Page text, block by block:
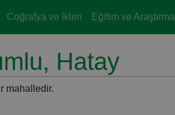
Coğrafya ve İklim Eğitim ve Araştırma
Hatay
mahalledir.